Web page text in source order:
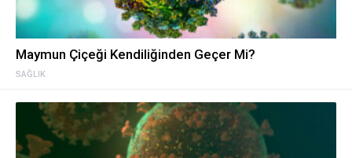
SAĞLIK
Maymun Çiçeği Kendiliğinden Geçer Mi?